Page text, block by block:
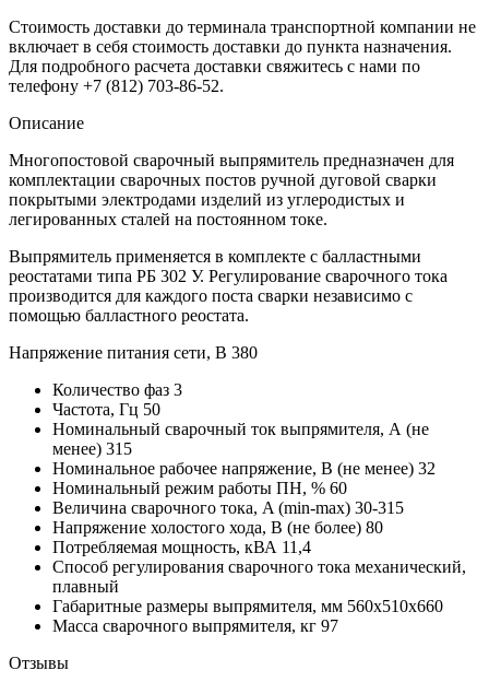
Стоимость доставки до терминала транспортной компании не
включает в себя стоимость доставки до пункта назначения.
Для подробного расчета доставки свяжитесь с нами по
телефону +7 (812) 703-86-52.
Описание
Многопостовой сварочный выпрямитель предназначен для
комплектации сварочных постов ручной дуговой сварки
покрытыми электродами изделий из углеродистых и
легированных сталей на постоянном токе.
Выпрямитель применяется в комплекте с балластными
реостатами типа РБ 302 У. Регулирование сварочного тока
производится для каждого поста сварки независимо с
помощью балластного реостата.
Напряжение питания сети, В 380
Количество фаз 3
Частота, Гц 50
Номинальный сварочный ток выпрямителя, А (не
менее) 315
Номинальное рабочее напряжение, В (не менее) 32
Номинальный режим работы ПН, % 60
Величина сварочного тока, A (min-max) 30-315
Напряжение холостого хода, В (не более) 80
Потребляемая мощность, кВА 11,4
Способ регулирования сварочного тока механический,
плавный
Габаритные размеры выпрямителя, мм 560x510x660
Macca сварочного выпрямителя, кг 97
Отзывы